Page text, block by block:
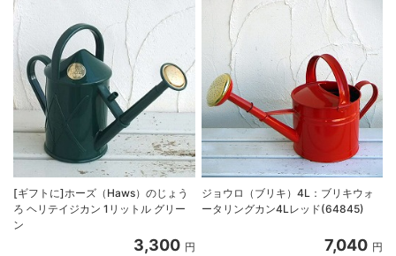
[ギフトに]ホーズ（Haws）のじょう
ろ ヘリテイジカン 1リットル グリー
ン
3,300 円
ジョウロ（ブリキ）4L：ブリキウォ
ータリングカン4Lレッド(64845)
7,040 円